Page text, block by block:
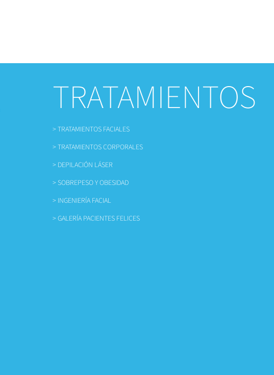
TRATAMIENTOS
> TRATAMIENTOS FACIALES
> TRATAMIENTOS CORPORALES
> DEPILACIÓN LÁSER
> SOBREPESO Y OBESIDAD
> INGENIERÍA FACIAL
> GALERÍA PACIENTES FELICES